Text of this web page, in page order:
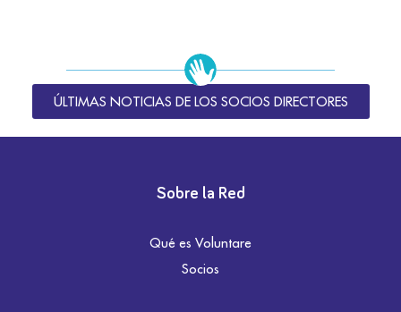
ÚLTIMAS NOTICIAS DE LOS SOCIOS DIRECTORES
Sobre la Red
Qué es Voluntare
Socios